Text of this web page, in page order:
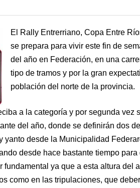
El Rally Entrerriano, Copa Entre
se prepara para vivir este fin de
del año en Federación, en una
tipo de tramos y por la gran
población del norte de la provincia.
a la categoría y por segunda vez
del año, donde se definirán dos
yanto desde la Municipalidad
desde hace bastante tiempo
fundamental ya que a esta altura del
como en las tripulaciones, que